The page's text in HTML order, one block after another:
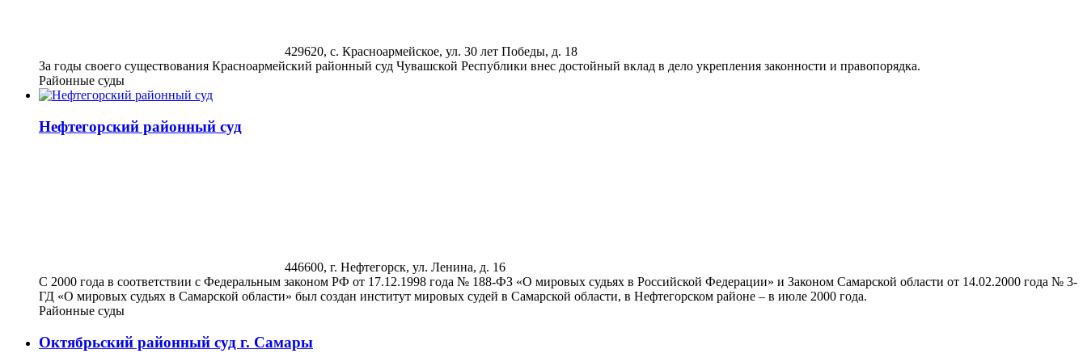
429620, с. Красноармейское, ул. 30 лет Победы, д. 18
За годы своего существования Красноармейский районный суд Чувашской Республики внес достойный вклад в дело укрепления законности и правопорядка.
Районные суды
Нефтегорский районный суд
446600, г. Нефтегорск, ул. Ленина, д. 16
С 2000 года в соответствии с Федеральным законом РФ от 17.12.1998 года № 188-ФЗ «О мировых судьях в Российской Федерации» и Законом Самарской области от 14.02.2000 года № 3-
ГД «О мировых судьях в Самарской области» был создан институт мировых судей в Самарской области, в Нефтегорском районе – в июле 2000 года.
Районные суды
Октябрьский районный суд г. Самары